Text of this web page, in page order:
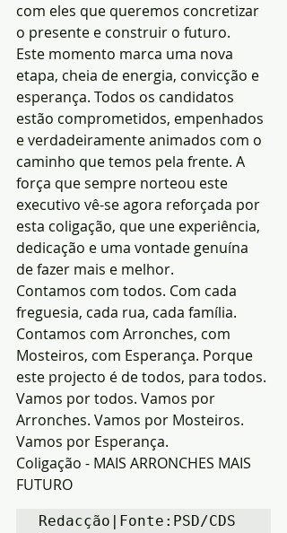
com eles que queremos concretizar
o presente e construir o futuro.
Este momento marca uma nova
etapa, cheia de energia, convicção e
esperança. Todos os candidatos
estão comprometidos, empenhados
e verdadeiramente animados com o
caminho que temos pela frente. A
força que sempre norteou este
executivo vê-se agora reforçada por
esta coligação, que une experiência,
dedicação e uma vontade genuína
de fazer mais e melhor.
Contamos com todos. Com cada
freguesia, cada rua, cada família.
Contamos com Arronches, com
Mosteiros, com Esperança. Porque
este projecto é de todos, para todos.
Vamos por todos. Vamos por
Arronches. Vamos por Mosteiros.
Vamos por Esperança.
Coligação - MAIS ARRONCHES MAIS
FUTURO
Redacção|Fonte:PSD/CDS